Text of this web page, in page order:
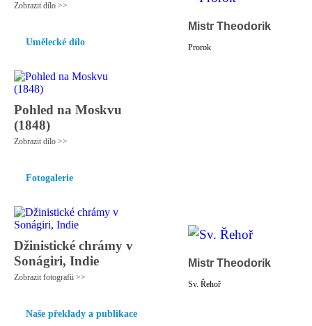
Zobrazit dílo >>
Umělecké dílo
Pohled na Moskvu
(1848)
Zobrazit dílo >>
Fotogalerie
Džinistické chrámy v
Sonágiri, Indie
Zobrazit fotografii >>
Naše překlady a publikace
Mistr Theodorik
Prorok
Mistr Theodorik
Sv. Řehoř